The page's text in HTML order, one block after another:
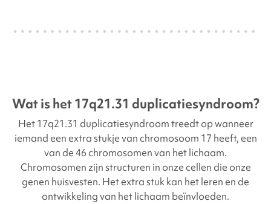
Wat is het17q21.31 duplicatiesyndroom?
Het 17q21.31 duplicatiesyndroom treedt op wanneer
iemand een extra stukje van chromosoom 17 heeft, een
van de 46 chromosomen van het lichaam.
Chromosomen zijn structuren in onze cellen die onze
genen huisvesten. Het extra stuk kan het leren en de
ontwikkeling van het lichaam beïnvloeden.